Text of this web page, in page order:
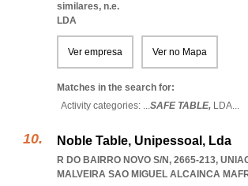
similares, n.e.
LDA
Ver empresa Ver no Mapa
Matches in the search for:
Activity categories: ...SAFE TABLE, LDA...
Noble Table, Unipessoal, Lda
R DO BAIRRO NOVO S/N, 2665-213,
MALVEIRA SAO MIGUEL ALCAINCA